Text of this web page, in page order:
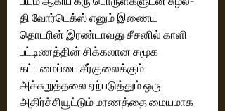
தி வோர்டெக்ஸ் எனும் இணைய
தொடரின் இரண்டாவது சீசனில் காளி
பட்டிணத்தின் சிக்கலான சமூக
கட்டமைப்பை சீர்குலைக்கும்
அச்சுறுத்தலை ஏற்படுத்தும் ஒரு
அதிர்ச்சியூட்டும் மரணத்தை மையமாக